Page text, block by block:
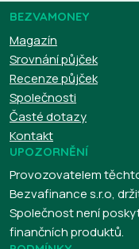
BEZVAMONEY
Magazín
Srovnání půjček
Recenze půjček
Společnosti
Časté dotazy
Kontakt
UPOZORNĚNÍ
Provozovatelem
Bezvafinance s.r.o,
Společnost není
finančních produktů.